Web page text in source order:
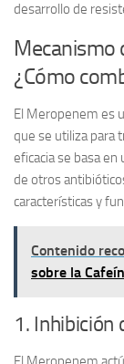
desarrollo de
Mecanismo
¿Cómo
El Meropenem es
que se utiliza para
eficacia se basa
de otros
características y
Contenido
sobre la
1. Inhibición